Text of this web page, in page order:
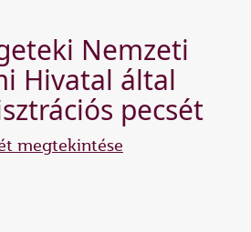
Nemzeti
Hivatal által
pecsét
megtekintése